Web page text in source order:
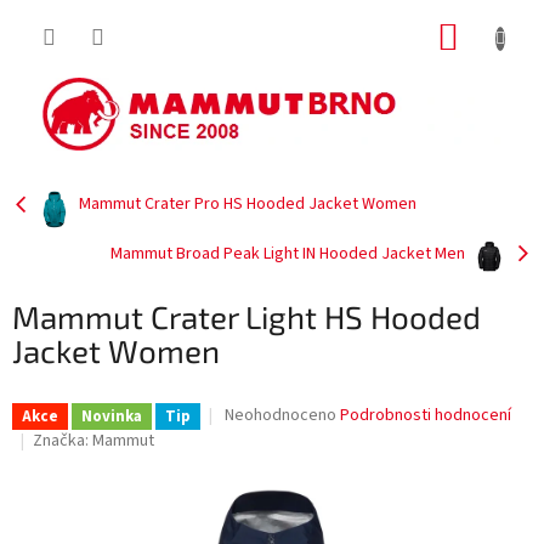
Mammut Crater Pro HS Hooded Jacket Women
Mammut Broad Peak Light IN Hooded Jacket Men
Mammut Crater Light HS Hooded
Jacket Women
Akce Novinka Tip
Průměrné
0,0
z
Neohodnoceno Podrobnosti hodnocení
Značka: Mammut